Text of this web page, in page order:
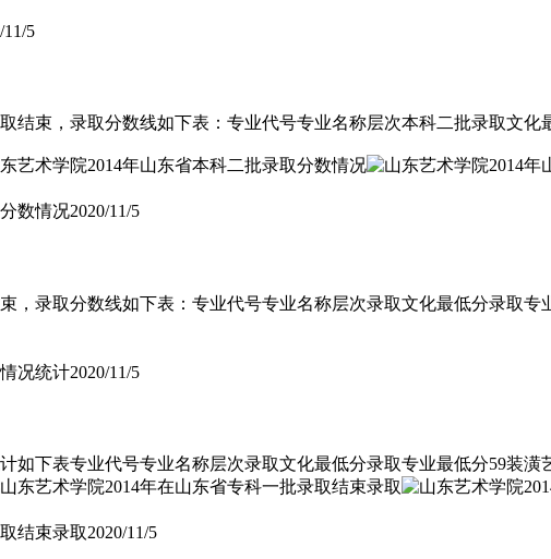
11/5
结束，录取分数线如下表：专业代号专业名称层次本科二批录取文
数情况2020/11/5
，录取分数线如下表：专业代号专业名称层次录取文化最低分录取专
况统计2020/11/5
下表专业代号专业名称层次录取文化最低分录取专业最低分59装潢
结束录取2020/11/5